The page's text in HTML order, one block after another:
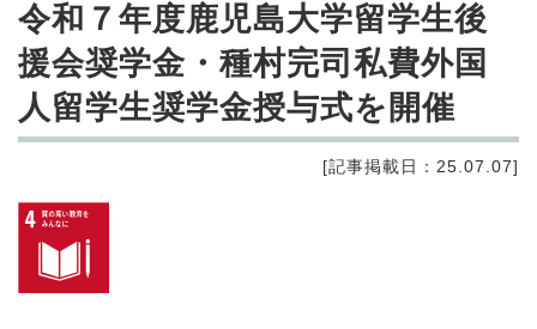
令和７年度鹿児島大学留学生後
援会奨学金・種村完司私費外国
人留学生奨学金授与式を開催
[記事掲載日：25.07.07]